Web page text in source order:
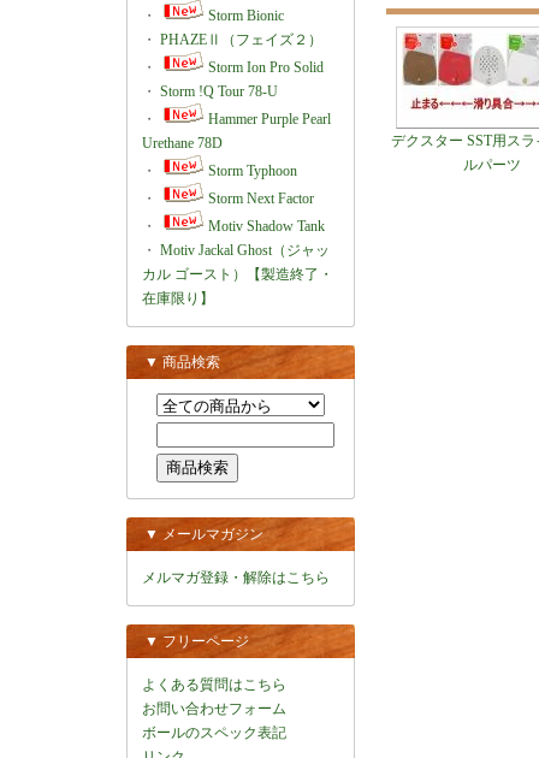
・
Storm Bionic
・ PHAZEⅡ（フェイズ２）
・
Storm Ion Pro Solid
・ Storm !Q Tour 78-U
・
Hammer Purple Pearl
Urethane 78D
・
Storm Typhoon
・
Storm Next Factor
・
Motiv Shadow Tank
・ Motiv Jackal Ghost（ジャッ
カル ゴースト）【製造終了・
在庫限り】
▼ 商品検索
▼ メールマガジン
メルマガ登録・解除はこちら
▼ フリーページ
よくある質問はこちら
お問い合わせフォーム
ボールのスペック表記
デクスター SST用ス
ルパーツ